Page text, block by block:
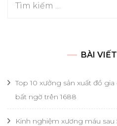
Tìm
BÀI
Top 10 xưởng sản xuất đồ
bất ngờ trên 1688
Kinh nghiệm xương máu